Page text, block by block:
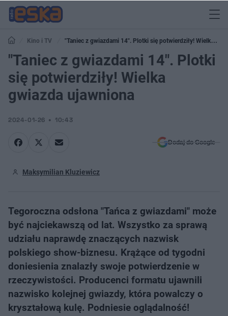
Kino i TV
"Taniec z gwiazdami 14". Plotki się potwierdziły! Wielka
gwiazda ujawniona
"Taniec z gwiazdami 14". Plotki
się potwierdziły! Wielka
gwiazda ujawniona
2024-01-26 10:43
Dodaj do Google
Maksymilian Kluziewicz
Tegoroczna odsłona "Tańca z gwiazdami" może
być najciekawszą od lat. Wszystko za sprawą
udziału naprawdę znaczących nazwisk
polskiego show-biznesu. Krążące od tygodni
doniesienia znalazły swoje potwierdzenie w
rzeczywistości. Producenci formatu ujawnili
nazwisko kolejnej gwiazdy, która powalczy o
kryształową kulę. Podniesie oglądalność!